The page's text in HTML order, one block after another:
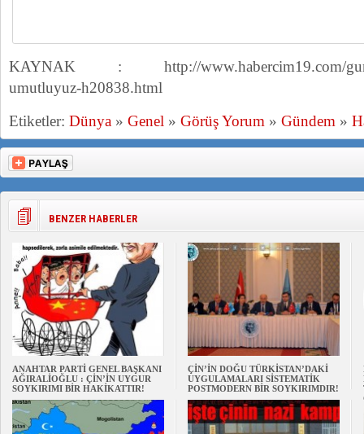
KAYNAK : http://www.habercim19.com/
umutluyuz-h20838.html
Etiketler: Dünya » Genel » Görüş Yorum » Gündem »
BENZER HABERLER
ANAHTAR PARTİ GENEL BAŞKANI
AĞIRALİOĞLU : ÇİN’İN UYGUR
SOYKIRIMI BİR HAKİKATTIR!
ÇİN’İN DOĞU TÜRKİSTAN’DAKİ
UYGULAMALARI SİSTEMATİK
POSTMODERN BİR SOYKIRIMDIR!